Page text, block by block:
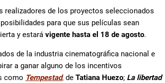
realizadores de los proyectos seleccionados
para que sus películas sean
y estará vigente hasta el 18 de agosto.
de la industria cinematográfica nacional e
a ganar alguno de los incentivos
como Tempestad, de Tatiana Huezo; La libertad